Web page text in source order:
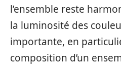
l’ensemble reste
la luminosité des
importante, en
composition d’un